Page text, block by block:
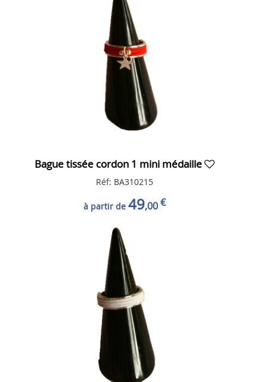
Bague tissée cordon 1 mini médaille
Réf: BA310215
à partir de 49,00€